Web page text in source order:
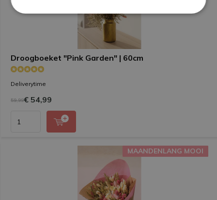
Droogboeket "Pink Garden" | 60cm
Deliverytime
59,99€ 54,99
MAANDENLANG MOOI
MAANDENLANG MOOI